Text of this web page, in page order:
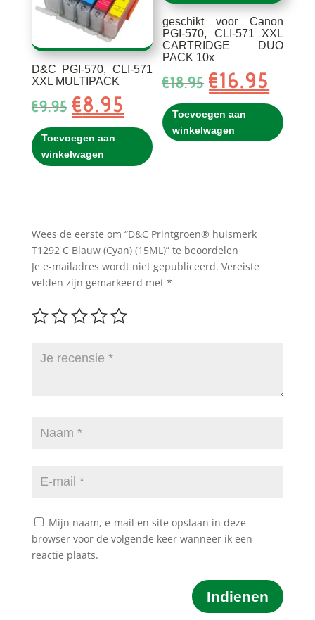
D&C PGI-570, CLI-571
XXL MULTIPACK
€9.95 Oorspronkelijke
prijs
was:
€9.95.
€8.95 Huidige
prijs
€8.95.
Toevoegen aan
winkelwagen
geschikt voor Canon
PGI-570, CLI-571 XXL
CARTRIDGE DUO
PACK 10x
€18.95 Oorspronkelijke
prijs
was:
€18.95.
€16.95
prijs
is:
€16.95.
Toevoegen aan
winkelwagen
Wees de eerste om “D&C Printgroen® huismerk
T1292 C Blauw (Cyan) (15ML)” te beoordelen
Je e-mailadres wordt niet gepubliceerd. Vereiste
velden zijn gemarkeerd met *
Mijn naam, e-mail en site opslaan in deze
browser voor de volgende keer wanneer ik een
reactie plaats.
Indienen